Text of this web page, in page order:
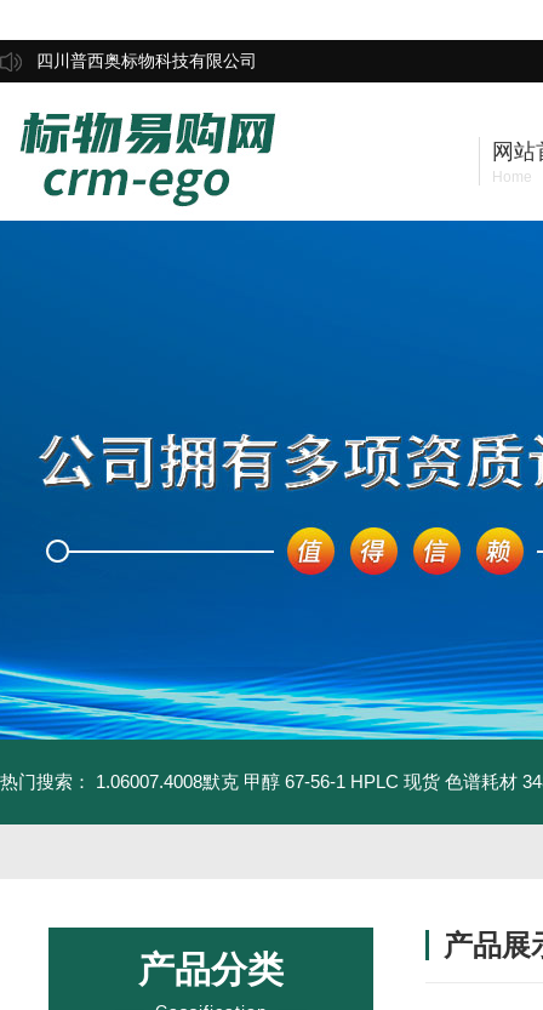
四川普西奥标物科技有限公司
网站
Home
热门搜索： 1.06007.4008默克 甲醇 67-56-1 HPLC 现货 色谱耗材
产品分类
产品展